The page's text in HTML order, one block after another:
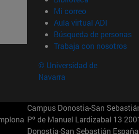
Mi correo(abre en nueva
Aula virtual ADI (abre
Búsqueda de personas
Trabaja con nosotros
© Universidad de
Navarra
Campus Donostia-San
Pº de Manuel Lardizabal 13
Donostia-San Sebastián España